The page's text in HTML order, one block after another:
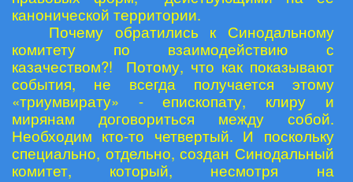
канонической территории.
Почему обратились к Синодальному
комитету по взаимодействию с
казачеством?! Потому, что как показывают
события, не всегда получается этому
«триумвирату» - епископату, клиру и
мирянам договориться между собой.
Необходим кто-то четвертый. И поскольку
специально, отдельно, создан Синодальный
комитет, который, несмотря на